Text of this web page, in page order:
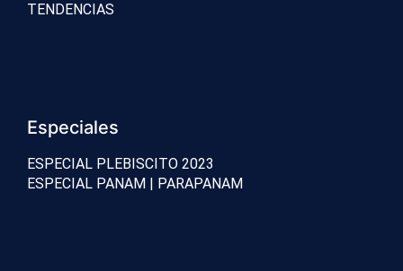
TENDENCIAS
Especiales
ESPECIAL PLEBISCITO 2023
ESPECIAL PANAM | PARAPANAM